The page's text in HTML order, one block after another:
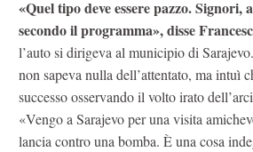
«Quel tipo deve essere pazzo. Signori,
secondo il programma», disse
l’auto si dirigeva al municipio di
non sapeva nulla dell’attentato, ma intuì
successo osservando il volto irato
«Vengo a Sarajevo per una visita
lancia contro una bomba. È una cosa